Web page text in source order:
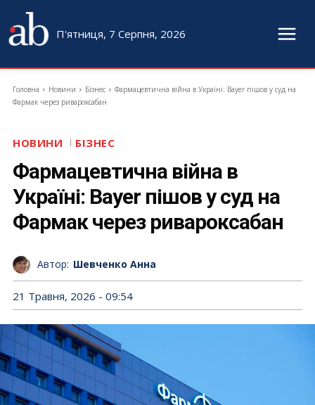
П'ятниця, 7 Серпня, 2026
Головна Новини Бізнес
Фармацевтична війна в Україні: Bayer пішов у суд на
Фармак через ривароксабан
НОВИНИ БІЗНЕС
Фармацевтична війна в
Україні: Bayer пішов у суд на
Фармак через ривароксабан
Автор: Шевченко Анна
21 Травня, 2026 - 09:54